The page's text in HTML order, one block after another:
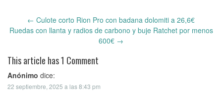
Post
← Culote corto Rion Pro con badana dolomiti a 26,6€
Ruedas con llanta y radios de carbono y buje Ratchet por menos
600€ →
This article has 1 Comment
Anónimo dice:
22 septiembre, 2025 a las 8:43 pm